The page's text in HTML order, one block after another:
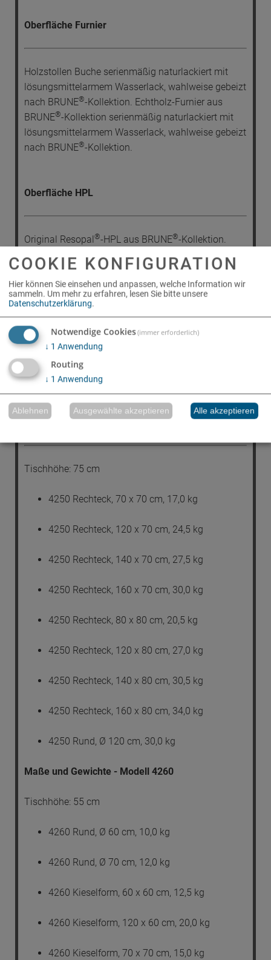
Oberfläche Furnier
Holzstollen Buche serienmäßig naturlackiert mit
lösungsmittelarmem Wasserlack, wahlweise gebeizt
nach BRUNE®-Kollektion. Echtholz-Furnier aus
BRUNE®-Kollektion serienmäßig naturlackiert mit
lösungsmittelarmem Wasserlack, wahlweise gebeizt
nach BRUNE®-Kollektion.
Oberfläche HPL
Original Resopal ®-HPL aus BRUNE®-Kollektion.
Gleiter
Optional kann der Tisch mit Kunststoff-, Filz-, oder
Metallgleitern ausgerüstet werden
Maße und Gewichte - Modell 4250
Tischhöhe: 75 cm
4250 Rechteck, 70 x 70 cm, 17,0 kg
4250 Rechteck, 120 x 70 cm, 24,5 kg
4250 Rechteck, 140 x 70 cm, 27,5 kg
4250 Rechteck, 160 x 70 cm, 30,0 kg
4250 Rechteck, 80 x 80 cm, 20,5 kg
4250 Rechteck, 120 x 80 cm, 27,0 kg
4250 Rechteck, 140 x 80 cm, 30,5 kg
4250 Rechteck, 160 x 80 cm, 34,0 kg
4250 Rund, Ø 120 cm, 30,0 kg
Maße und Gewichte - Modell 4260
Tischhöhe: 55 cm
4260 Rund, Ø 60 cm, 10,0 kg
4260 Rund, Ø 70 cm, 12,0 kg
4260 Kieselform, 60 x 60 cm, 12,5 kg
4260 Kieselform, 120 x 60 cm, 20,0 kg
4260 Kieselform, 70 x 70 cm, 15,0 kg
COOKIE KONFIGURATION
Hier können Sie einsehen und anpassen, welche Information wir
sammeln. Um mehr zu erfahren, lesen Sie bitte unsere
Datenschutzerklärung.
Notwendige Cookies(immer erforderlich)
↓ 1 Anwendung
Routing
↓ 1 Anwendung
Ablehnen Ausgewählte akzeptieren Alle akzeptieren